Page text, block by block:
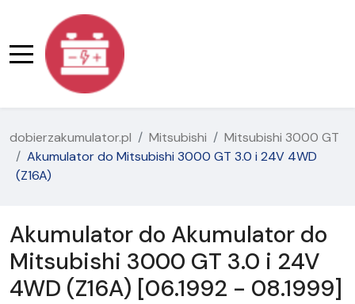
dobierzakumulator.pl Mitsubishi
Mitsubishi 3000 GT
Akumulator do Mitsubishi 3000 GT 3.0 i 24V 4WD
(Z16A)
Akumulator do Akumulator do
Mitsubishi 3000 GT 3.0 i 24V
4WD (Z16A) [06.1992 - 08.1999]